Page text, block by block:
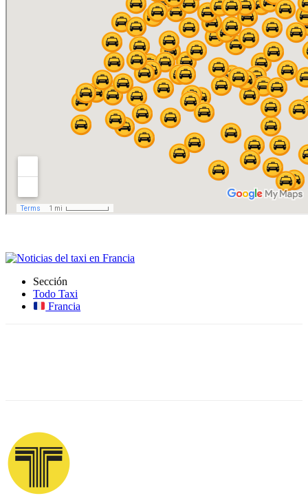
Sección
Todo Taxi
Francia